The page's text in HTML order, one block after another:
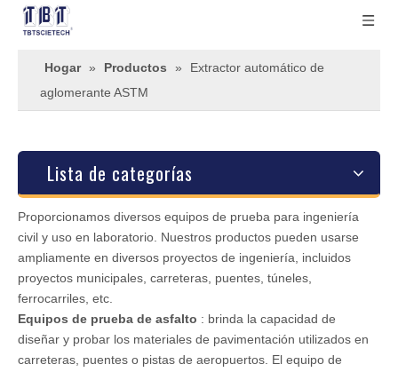
Hogar » Productos »
Extractor automático de
aglomerante ASTM
Lista de categorías
Proporcionamos diversos equipos de prueba para ingeniería
civil y uso en laboratorio. Nuestros productos pueden usarse
ampliamente en diversos proyectos de ingeniería, incluidos
proyectos municipales, carreteras, puentes, túneles,
ferrocarriles, etc.
Equipos de prueba de asfalto : brinda la capacidad de
diseñar y probar los materiales de pavimentación utilizados en
carreteras, puentes o pistas de aeropuertos. El equipo de